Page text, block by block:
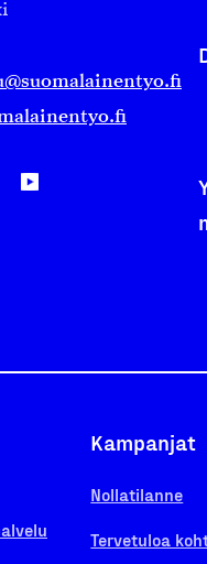
Kampanjat
Nollatilanne
Tervetuloa